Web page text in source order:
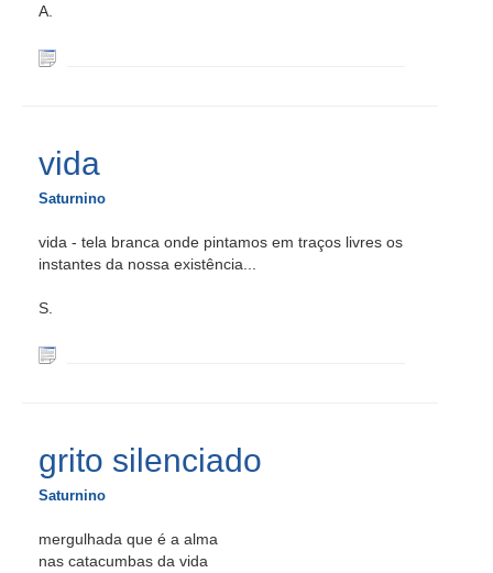
A.
vida
Saturnino
vida - tela branca onde pintamos em traços livres os
instantes da nossa existência...
S.
grito silenciado
Saturnino
mergulhada que é a alma
nas catacumbas da vida